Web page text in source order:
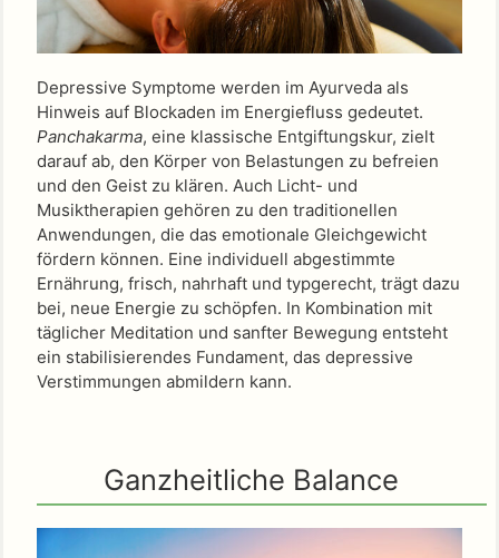
Depressive Symptome werden im Ayurveda als
Hinweis auf Blockaden im Energiefluss gedeutet.
Panchakarma, eine klassische Entgiftungskur, zielt
darauf ab, den Körper von Belastungen zu befreien
und den Geist zu klären. Auch Licht- und
Musiktherapien gehören zu den traditionellen
Anwendungen, die das emotionale Gleichgewicht
fördern können. Eine individuell abgestimmte
Ernährung, frisch, nahrhaft und typgerecht, trägt dazu
bei, neue Energie zu schöpfen. In Kombination mit
täglicher Meditation und sanfter Bewegung entsteht
ein stabilisierendes Fundament, das depressive
Verstimmungen abmildern kann.
Ganzheitliche Balance